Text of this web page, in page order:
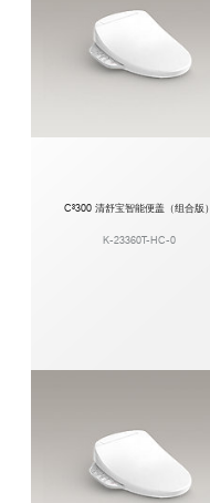
C³300 清舒宝智能便盖（组合版）
K-23360T-HC-0